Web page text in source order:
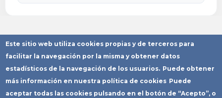
Este sitio web utiliza cookies propias y de terceros para
facilitar la navegación por la misma y obtener datos
estadísticos de la navegación de los usuarios. Puede obtener
más información en nuestra política de cookies Puede
aceptar todas las cookies pulsando en el botón de “Acepto”, o
Aviso Legal
Política de
Privacidad
Política de
Cookies
Declaración
Accesibilidad
Mapa del
Copyright © Ayuntamiento de Calp